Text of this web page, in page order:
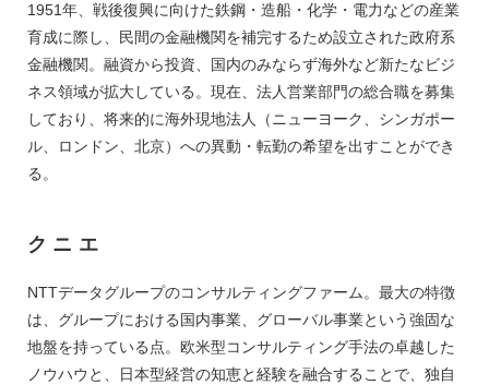
1951年、戦後復興に向けた鉄鋼・造船・化学・電力などの産業
育成に際し、民間の金融機関を補完するため設立された政府系
金融機関。融資から投資、国内のみならず海外など新たなビジ
ネス領域が拡大している。現在、法人営業部門の総合職を募集
しており、将来的に海外現地法人（ニューヨーク、シンガポー
ル、ロンドン、北京）への異動・転勤の希望を出すことができ
る。
クニエ
NTTデータグループのコンサルティングファーム。最大の特徴
は、グループにおける国内事業、グローバル事業という強固な
地盤を持っている点。欧米型コンサルティング手法の卓越した
ノウハウと、日本型経営の知恵と経験を融合することで、独自